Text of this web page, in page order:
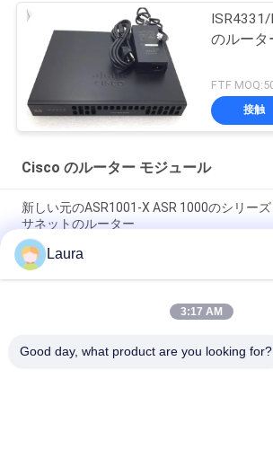
のルータ
FTF
接触
Cisco のルーター モジュール
新しい元のASR1001-X ASR 1000のシリー
サネットのルーター
C9300 - NM -2Q =触媒9300 2 X 40GEネット
スペアー
ISR 4221 Ciscoのルーター モジュール2GE
Laura
3:17 AM
Good day, what product are you looking for?